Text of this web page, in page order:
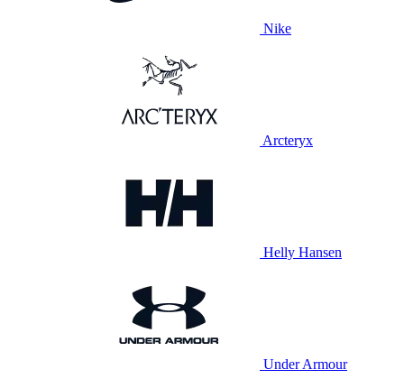
Nike
Arcteryx
Helly Hansen
Under Armour